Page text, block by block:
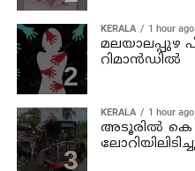
KERALA 1 hour ago
മലയാലപ്പുഴ
റിമാന്‍ഡില്‍
KERALA 1 hour ago
അടൂരില്‍